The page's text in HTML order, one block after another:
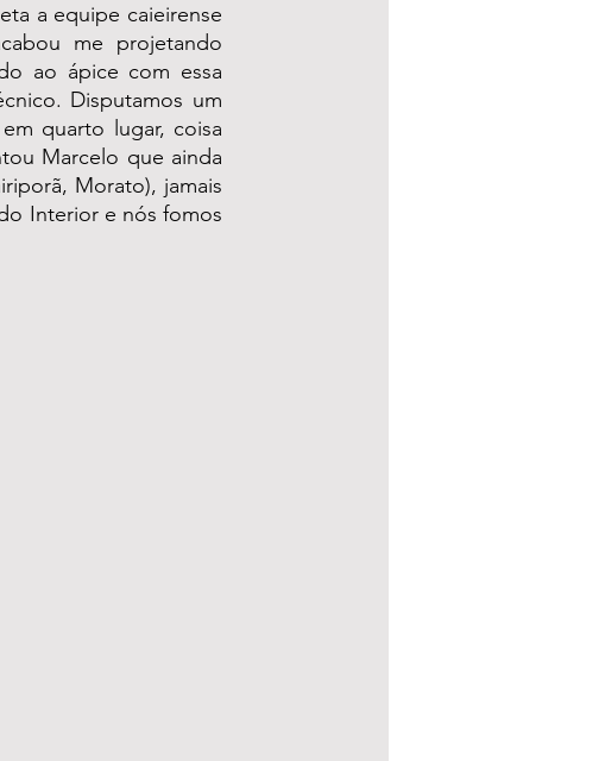
a equipe caieirense
me projetando
ao ápice com essa
Disputamos um
quarto lugar, coisa
Marcelo que ainda
Morato), jamais
Interior e nós fomos